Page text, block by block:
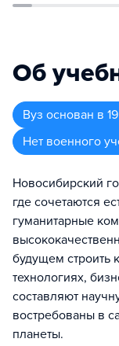
Об
Вуз основан в
Нет военного
Новосибирский
где сочетаются
гуманитарные
будущем строить
технологиях,
составляют
востребованы в
планеты.